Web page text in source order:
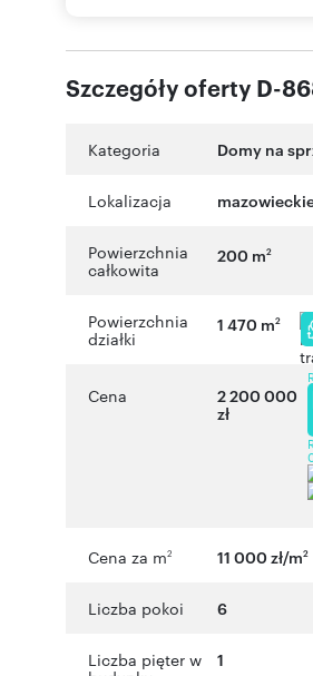
Szczegóły oferty D-
Kategoria Domy na
Lokalizacja
Powierzchnia
całkowita
200 m2
Powierzchnia
działki
1 470 m2
Cena
2 200 000
zł
Cena za m2 11 000 zł/m2
Liczba pokoi 6
Liczba pięter w
1